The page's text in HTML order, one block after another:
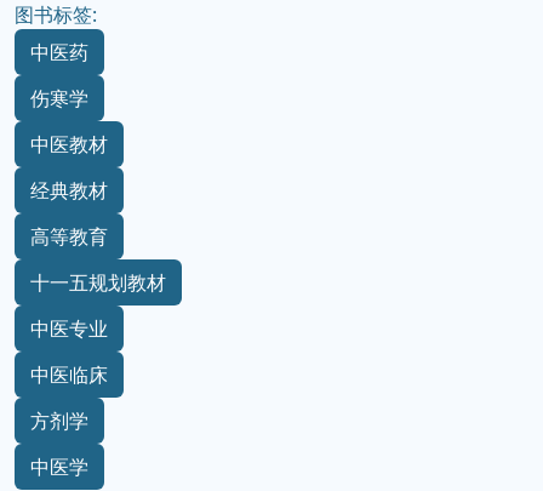
图书标签:
中医药
伤寒学
中医教材
经典教材
高等教育
十一五规划教材
中医专业
中医临床
方剂学
中医学